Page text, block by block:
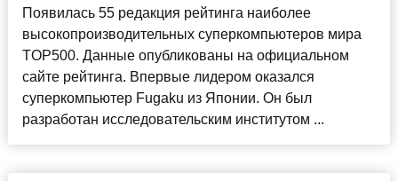
Появилась 55 редакция рейтинга наиболее
высокопроизводительных суперкомпьютеров мира
TOP500. Данные опубликованы на официальном
сайте рейтинга. Впервые лидером оказался
суперкомпьютер Fugaku из Японии. Он был
разработан исследовательским институтом ...